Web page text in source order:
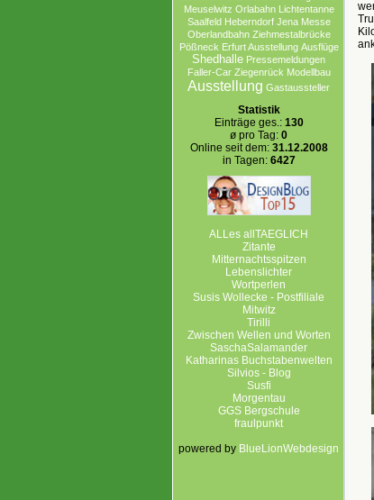
Meuselwitz Orlabahn Lichtentanne
Saalfeld Heberndorf Jena Messe
Oberlandbahn Ziehmestalbrücke
Pößneck Erfurt Ausstellung Ausflüge
Shedhalle Pressemeldungen
Faller-Car Ziegenrück Modellbau
Ausstellung Gastaussteller
Statistik
Einträge ges.: 130
ø pro Tag: 0
Online seit dem: 31.12.2008
in Tagen: 6427
ALLes allTAEGLICH
Zitante
Mitternachtsspitzen
Lebenslichter
Wortperlen
Susis Wollecke - Postfiliale
Mitwitz
Tirilli
Zwischen Wellen und Worten
SaschaSalamander
Katharinas Buchstabenwelten
Silvios - Blog
Susfi
Morgentau
GGS Bergschule
fraulpunkt
powered by BlueLionWebdesign